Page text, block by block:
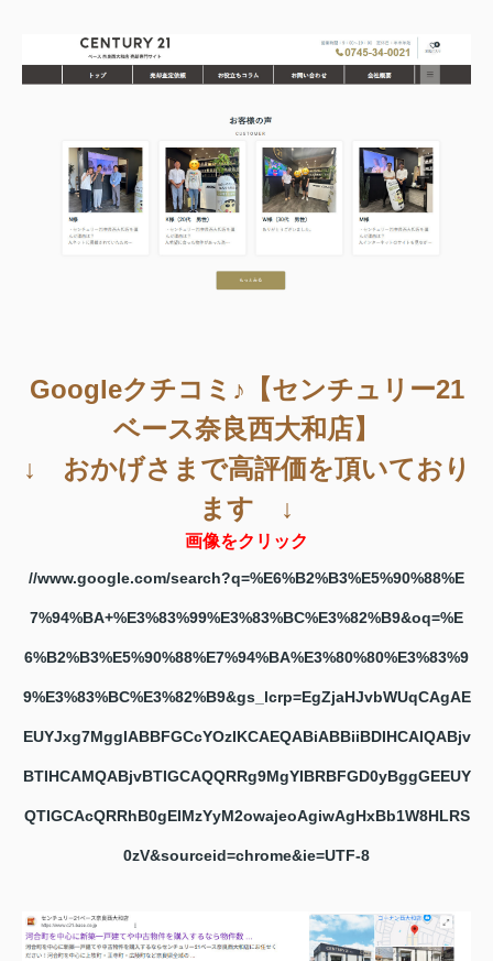
Googleクチコミ♪【センチュリー21
ベース奈良西大和店】
↓ おかげさまで高評価を頂いており
ます ↓
画像をクリック
//www.google.com/search?q=%E6%B2%B3%E5%90%88%E
7%94%BA+%E3%83%99%E3%83%BC%E3%82%B9&oq=%E
6%B2%B3%E5%90%88%E7%94%BA%E3%80%80%E3%83%9
9%E3%83%BC%E3%82%B9&gs_lcrp=EgZjaHJvbWUqCAgAE
EUYJxg7MggIABBFGCcYOzIKCAEQABiABBiiBDIHCAIQABjv
BTIHCAMQABjvBTIGCAQQRRg9MgYIBRBFGD0yBggGEEUY
QTIGCAcQRRhB0gEIMzYyM2owajeoAgiwAgHxBb1W8HLRS
0zV&sourceid=chrome&ie=UTF-8